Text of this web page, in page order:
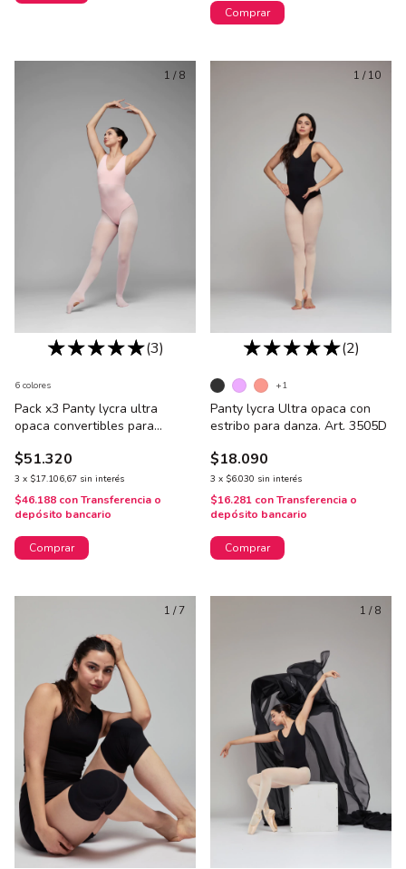
Comprar
1 /8
(3)
Pack x3 Panty lycra ultra
opaca convertibles para
$51.320
3 x $17.106,67 sin interés
$46.188 conTransferencia o
depósito bancario
6 colores
Comprar
1 /10
(2)
Panty lycra Ultra opaca con
estribo para danza. Art. 3505D
$18.090
3 x $6.030 sin interés
$16.281 conTransferencia o
depósito bancario
+1
Comprar
1 /7 1 /8